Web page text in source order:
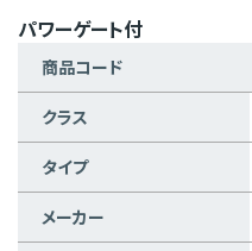
パワーゲート付
商品コード
クラス
タイプ
メーカー